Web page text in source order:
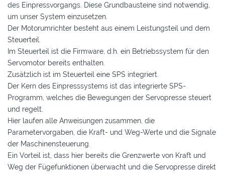
des Einpressvorgangs. Diese Grundbausteine sind notwendig,
um unser System einzusetzen.
Der Motorumrichter besteht aus einem Leistungsteil und dem
Steuerteil.
Im Steuerteil ist die Firmware, d.h. ein Betriebssystem für den
Servomotor bereits enthalten.
Zusätzlich ist im Steuerteil eine SPS integriert.
Der Kern des Einpresssystems ist das integrierte SPS-
Programm, welches die Bewegungen der Servopresse steuert
und regelt.
Hier laufen alle Anweisungen zusammen, die
Parametervorgaben, die Kraft- und Weg-Werte und die Signale
der Maschinensteuerung.
Ein Vorteil ist, dass hier bereits die Grenzwerte von Kraft und
Weg der Fügefunktionen überwacht und die Servopresse direkt